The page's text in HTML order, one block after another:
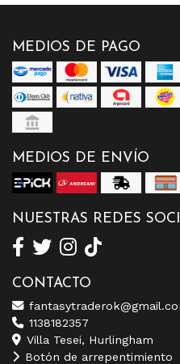
MEDIOS DE PAGO
MEDIOS DE ENVÍO
NUESTRAS REDES
CONTACTO
1138182357
Villa Tesei, Hurlingham
Botón de arrepentimiento